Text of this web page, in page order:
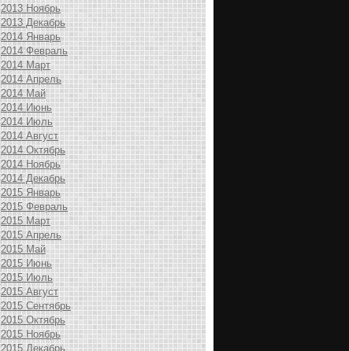
2013 Ноябрь
2013 Декабрь
2014 Январь
2014 Февраль
2014 Март
2014 Апрель
2014 Май
2014 Июнь
2014 Июль
2014 Август
2014 Октябрь
2014 Ноябрь
2014 Декабрь
2015 Январь
2015 Февраль
2015 Март
2015 Апрель
2015 Май
2015 Июнь
2015 Июль
2015 Август
2015 Сентябрь
2015 Октябрь
2015 Ноябрь
2015 Декабрь